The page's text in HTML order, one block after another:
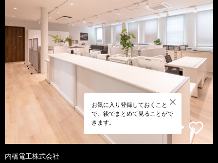
お気に入り登録しておくこと
で、後でまとめて見ることがで
きます。
内橋電工株式会社